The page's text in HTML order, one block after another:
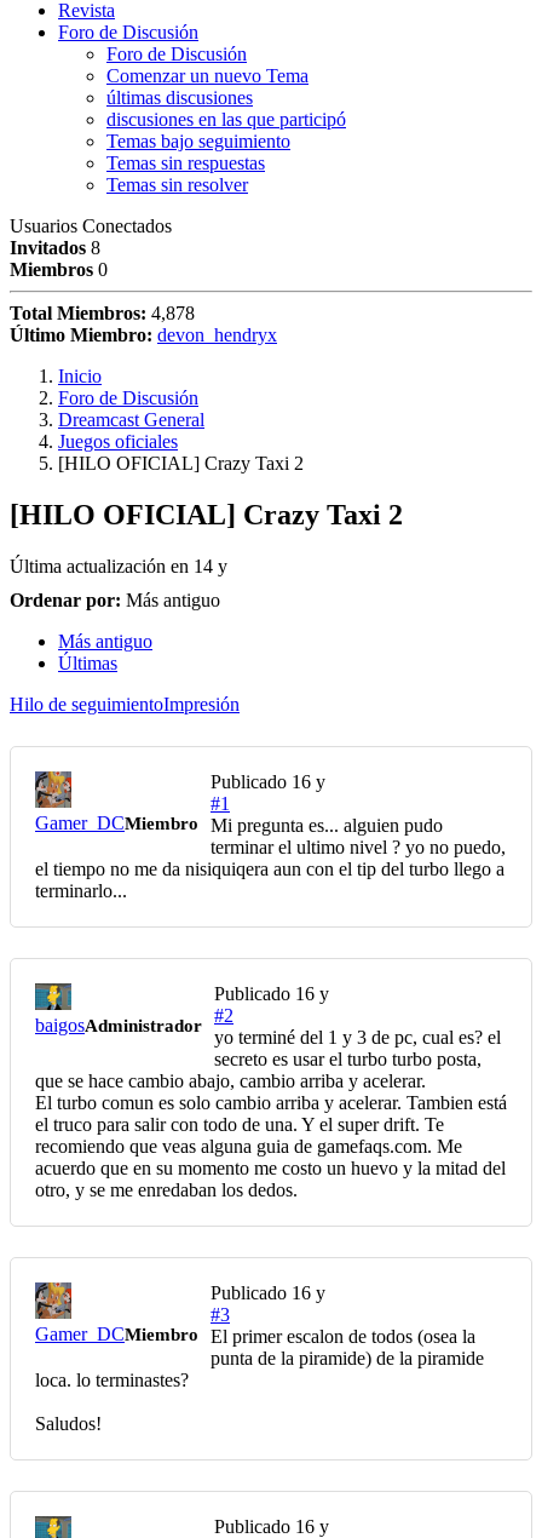
Revista
Foro de Discusión
Foro de Discusión
Comenzar un nuevo Tema
últimas discusiones
discusiones en las que participó
Temas bajo seguimiento
Temas sin respuestas
Temas sin resolver
Usuarios Conectados
Invitados 8
Miembros 0
Total Miembros: 4,878
Último Miembro: devon_hendryx
Inicio
Foro de Discusión
Dreamcast General
Juegos oficiales
[HILO OFICIAL] Crazy Taxi 2
[HILO OFICIAL] Crazy Taxi 2
Última actualización en 14 y
Ordenar por: Más antiguo
Más antiguo
Últimas
Hilo de seguimientoImpresión
Gamer_DCMiembro
Publicado 16 y
#1
Mi pregunta es... alguien pudo
terminar el ultimo nivel ? yo no puedo,
el tiempo no me da nisiquiqera aun con el tip del turbo llego a
terminarlo...
baigosAdministrador
Publicado 16 y
#2
yo terminé del 1 y 3 de pc, cual es? el
secreto es usar el turbo turbo posta,
que se hace cambio abajo, cambio arriba y acelerar.
El turbo comun es solo cambio arriba y acelerar. Tambien está
el truco para salir con todo de una. Y el super drift. Te
recomiendo que veas alguna guia de gamefaqs.com. Me
acuerdo que en su momento me costo un huevo y la mitad del
otro, y se me enredaban los dedos.
Gamer_DCMiembro
Publicado 16 y
#3
El primer escalon de todos (osea la
punta de la piramide) de la piramide
loca. lo terminastes?
Saludos!
Publicado 16 y